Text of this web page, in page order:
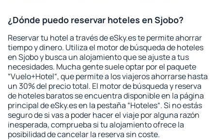
¿Dónde puedo reservar hoteles en Sjobo?
Reservar tu hotel a través de eSky.es te permite ahorrar
tiempo y dinero. Utiliza el motor de búsqueda de hoteles
en Sjobo y busca un alojamiento que se ajuste a tus
necesidades. Mucha gente suele optar por el paquete
“Vuelo+Hotel“, que permite a los viajeros ahorrarse hasta
un 30% del precio total. El motor de búsqueda y reserva
de hoteles baratos se encuentra disponible en la página
principal de eSky.es en la pestaña “Hoteles“. Si no estás
seguro de si vas a poder hacer el viaje por alguna razón
inesperada, comprueba si tu alojamiento ofrece la
posibilidad de cancelar la reserva sin coste.